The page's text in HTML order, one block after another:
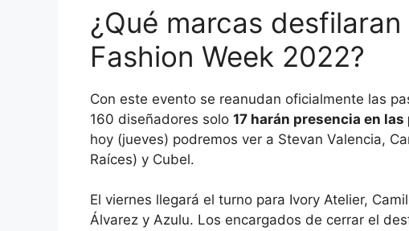
¿Qué marcas
Fashion Week 2022?
Con este evento se reanudan oficialmente las
160 diseñadores solo 17 harán presencia en las
hoy (jueves) podremos ver a Stevan Valencia,
Raíces) y Cubel.
El viernes llegará el turno para Ivory Atelier,
Álvarez y Azulu. Los encargados de cerrar el